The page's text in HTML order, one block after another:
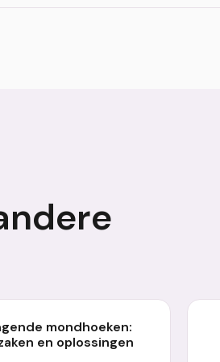
mondhoeken:
en oplossingen